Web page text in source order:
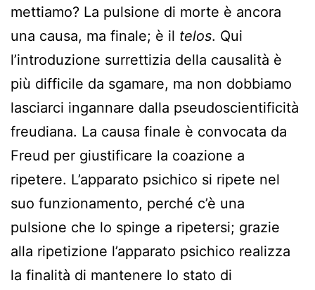
mettiamo? La pulsione di morte è ancora
una causa, ma finale; è il telos. Qui
l’introduzione surrettizia della causalità è
più difficile da sgamare, ma non dobbiamo
lasciarci ingannare dalla pseudoscientificità
freudiana. La causa finale è convocata da
Freud per giustificare la coazione a
ripetere. L’apparato psichico si ripete nel
suo funzionamento, perché c’è una
pulsione che lo spinge a ripetersi; grazie
alla ripetizione l’apparato psichico realizza
la finalità di mantenere lo stato di